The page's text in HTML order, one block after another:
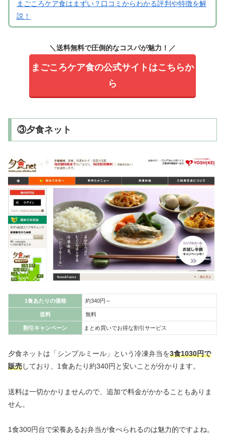
まごころケア食はまずい？口コミからわかる評判や特徴を解
説！
＼送料無料で圧倒的なコスパが魅力！／
まごころケア食の公式サイトはこちらか
ら
③夕食ネット
1食あたりの価格 約340円～
送料 無料
割引キャンペーン まとめ買いでお得な割引サービス
夕食ネットは「シンプルミール」という冷凍弁当を3食1030円で
販売しており、1食あたり約340円と安いことが分かります。
送料は一切かかりませんので、追加で料金がかかることもありま
せん。
1食300円台で栄養あるお弁当が食べられるのは魅力的ですよね。